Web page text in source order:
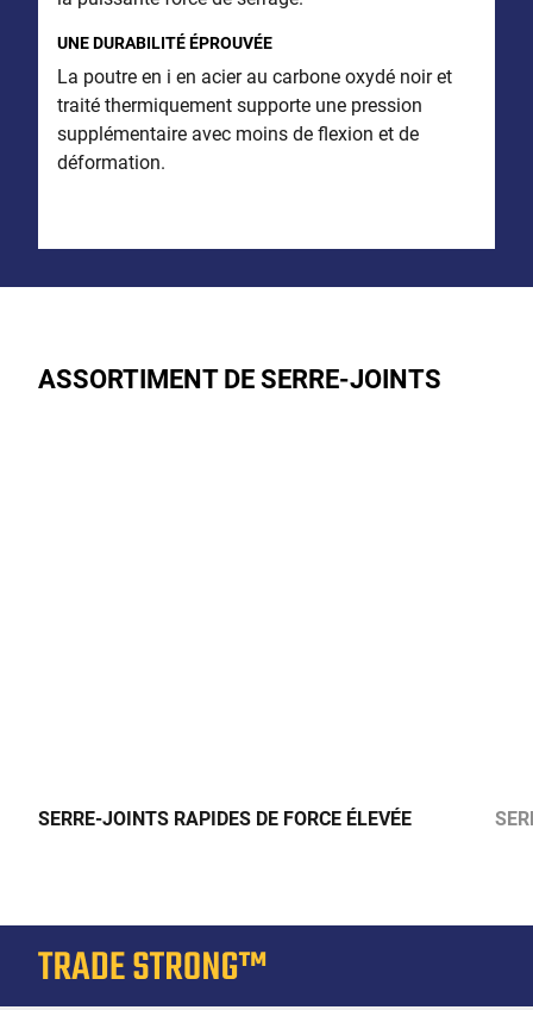
UNE DURABILITÉ ÉPROUVÉE
La poutre en i en acier au carbone oxydé noir et
traité thermiquement supporte une pression
supplémentaire avec moins de flexion et de
déformation.
ASSORTIMENT DE SERRE-JOINTS
SERRE-JOINTS RAPIDES DE FORCE ÉLEVÉE